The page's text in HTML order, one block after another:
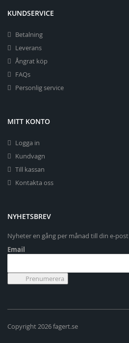
KUNDSERVICE
Betalning
Leverans
Ångrat köp
FAQs
Personlig service
MITT KONTO
Logga in
Kundvagn
Till kassan
Kontakta oss
NYHETSBREV
Nyheter en gång per månad till din e-post
Email
Copyright 2026 fagert.se